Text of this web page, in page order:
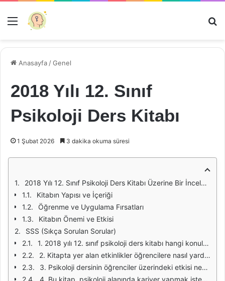
Menü
Anasayfa /Genel
2018 Yılı 12. Sınıf
Psikoloji Ders Kitabı
1 Şubat 2026 3 dakika okuma süresi
2018 Yılı 12. Sınıf Psikoloji Ders Kitabı Üzerine Bir İnceleme
Kitabın Yapısı ve İçeriği
Öğrenme ve Uygulama Fırsatları
Kitabın Önemi ve Etkisi
SSS (Sıkça Sorulan Sorular)
1. 2018 yılı 12. sınıf psikoloji ders kitabı hangi konuları kapsamaktadır?
2. Kitapta yer alan etkinlikler öğrencilere nasıl yardımcı olmaktadır?
3. Psikoloji dersinin öğrenciler üzerindeki etkisi nedir?
4. Bu kitap, psikoloji alanında kariyer yapmak isteyen öğrenciler için yeterli midir?